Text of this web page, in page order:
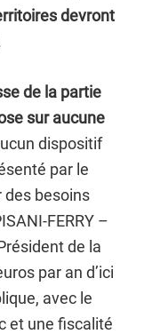
devront
de la partie
sur aucune
dispositif
par le
des besoins
FERRY –
de la
par an d’ici
avec le
et une fiscalité